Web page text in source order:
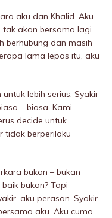
aku dan Khalid. Aku
akan bersama lagi.
berhubung dan masih
lama lepas itu, aku
lebih serius. Syakir
– biasa. Kami
decide untuk
tidak berperilaku
bukan – bukan
bukan? Tapi
aku perasan. Syakir
aku. Aku cuma